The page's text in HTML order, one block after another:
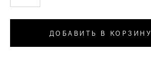
ДОБАВИТЬ В КОРЗИНУ